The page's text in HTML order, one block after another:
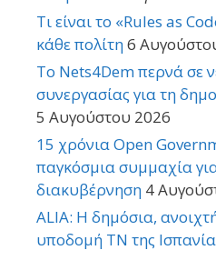
Τι είναι το «Rules as
κάθε πολίτη6
Το Nets4Dem περνά σε
συνεργασίας για τη
5 Αυγούστου 2026
15 χρόνια Open
παγκόσμια συμμαχία
διακυβέρνηση 4
ALIA: Η δημόσια,
υποδομή ΤΝ της